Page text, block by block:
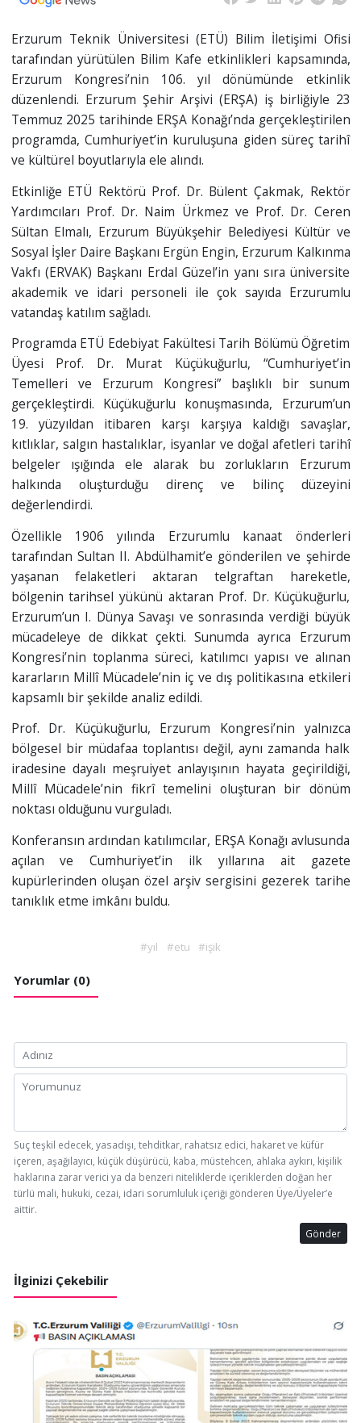
Erzurum Teknik Üniversitesi (ETÜ) Bilim İletişimi Ofisi
tarafından yürütülen Bilim Kafe etkinlikleri kapsamında,
Erzurum Kongresi’nin 106. yıl dönümünde etkinlik
düzenlendi. Erzurum Şehir Arşivi (ERŞA) iş birliğiyle 23
Temmuz 2025 tarihinde ERŞA Konağı’nda gerçekleştirilen
programda, Cumhuriyet’in kuruluşuna giden süreç tarihî
ve kültürel boyutlarıyla ele alındı.
Etkinliğe ETÜ Rektörü Prof. Dr. Bülent Çakmak, Rektör
Yardımcıları Prof. Dr. Naim Ürkmez ve Prof. Dr. Ceren
Sültan Elmalı, Erzurum Büyükşehir Belediyesi Kültür ve
Sosyal İşler Daire Başkanı Ergün Engin, Erzurum Kalkınma
Vakfı (ERVAK) Başkanı Erdal Güzel’in yanı sıra üniversite
akademik ve idari personeli ile çok sayıda Erzurumlu
vatandaş katılım sağladı.
Programda ETÜ Edebiyat Fakültesi Tarih Bölümü Öğretim
Üyesi Prof. Dr. Murat Küçükuğurlu, “Cumhuriyet’in
Temelleri ve Erzurum Kongresi” başlıklı bir sunum
gerçekleştirdi. Küçükuğurlu konuşmasında, Erzurum’un
19. yüzyıldan itibaren karşı karşıya kaldığı savaşlar,
kıtlıklar, salgın hastalıklar, isyanlar ve doğal afetleri tarihî
belgeler ışığında ele alarak bu zorlukların Erzurum
halkında oluşturduğu direnç ve bilinç düzeyini
değerlendirdi.
Özellikle 1906 yılında Erzurumlu kanaat önderleri
tarafından Sultan II. Abdülhamit’e gönderilen ve şehirde
yaşanan felaketleri aktaran telgraftan hareketle,
bölgenin tarihsel yükünü aktaran Prof. Dr. Küçükuğurlu,
Erzurum’un I. Dünya Savaşı ve sonrasında verdiği büyük
mücadeleye de dikkat çekti. Sunumda ayrıca Erzurum
Kongresi’nin toplanma süreci, katılımcı yapısı ve alınan
kararların Millî Mücadele’nin iç ve dış politikasına etkileri
kapsamlı bir şekilde analiz edildi.
Prof. Dr. Küçükuğurlu, Erzurum Kongresi’nin yalnızca
bölgesel bir müdafaa toplantısı değil, aynı zamanda halk
iradesine dayalı meşruiyet anlayışının hayata geçirildiği,
Millî Mücadele’nin fikrî temelini oluşturan bir dönüm
noktası olduğunu vurguladı.
Konferansın ardından katılımcılar, ERŞA Konağı avlusunda
açılan ve Cumhuriyet’in ilk yıllarına ait gazete
kupürlerinden oluşan özel arşiv sergisini gezerek tarihe
tanıklık etme imkânı buldu.
#yıl #etu #işik
Yorumlar (0)
Suç teşkil edecek, yasadışı, tehditkar, rahatsız edici, hakaret ve küfür
içeren, aşağılayıcı, küçük düşürücü, kaba, müstehcen, ahlaka aykırı, kişilik
haklarına zarar verici ya da benzeri niteliklerde içeriklerden doğan her
türlü mali, hukuki, cezai, idari sorumluluk içeriği gönderen Üye/Üyeler’e
aittir.
Gönder
İlginizi Çekebilir